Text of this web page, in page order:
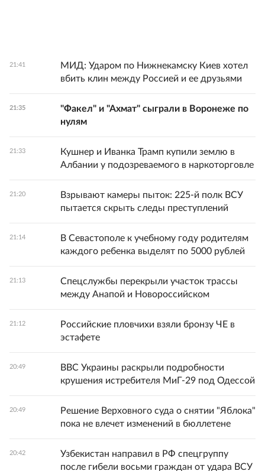
21:41
МИД: Ударом по Нижнекамску Киев хотел
вбить клин между Россией и ее друзьями
21:35
"Факел" и "Ахмат" сыграли в Воронеже по
нулям
21:33
Кушнер и Иванка Трамп купили землю в
Албании у подозреваемого в наркоторговле
21:20
Взрывают камеры пыток: 225-й полк ВСУ
пытается скрыть следы преступлений
21:14
В Севастополе к учебному году родителям
каждого ребенка выделят по 5000 рублей
21:13
Спецслужбы перекрыли участок трассы
между Анапой и Новороссийском
21:12
Российские пловчихи взяли бронзу ЧЕ в
эстафете
20:49
ВВС Украины раскрыли подробности
крушения истребителя МиГ-29 под Одессой
20:49
Решение Верховного суда о снятии "Яблока"
пока не влечет изменений в бюллетене
20:42
Узбекистан направил в РФ спецгруппу
после гибели восьми граждан от удара ВСУ